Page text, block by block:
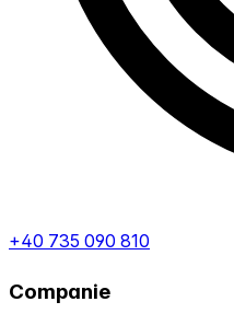
+40 735 090 810
Companie